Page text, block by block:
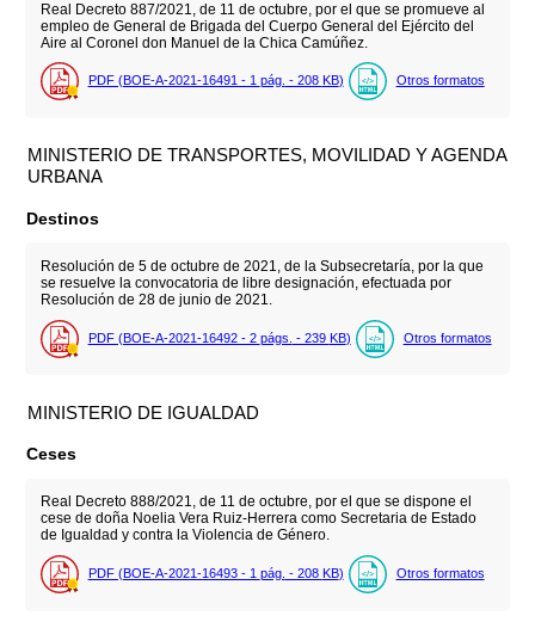
Real Decreto 887/2021, de 11 de octubre, por el que se promueve al
empleo de General de Brigada del Cuerpo General del Ejército del
Aire al Coronel don Manuel de la Chica Camúñez.
PDF (BOE-A-2021-16491 - 1 pág. - 208 KB) Otros formatos
MINISTERIO DE TRANSPORTES, MOVILIDAD Y AGENDA
URBANA
Destinos
Resolución de 5 de octubre de 2021, de la Subsecretaría, por la que
se resuelve la convocatoria de libre designación, efectuada por
Resolución de 28 de junio de 2021.
PDF (BOE-A-2021-16492 - 2 págs. - 239 KB) Otros formatos
MINISTERIO DE IGUALDAD
Ceses
Real Decreto 888/2021, de 11 de octubre, por el que se dispone el
cese de doña Noelia Vera Ruiz-Herrera como Secretaria de Estado
de Igualdad y contra la Violencia de Género.
PDF (BOE-A-2021-16493 - 1 pág. - 208 KB) Otros formatos